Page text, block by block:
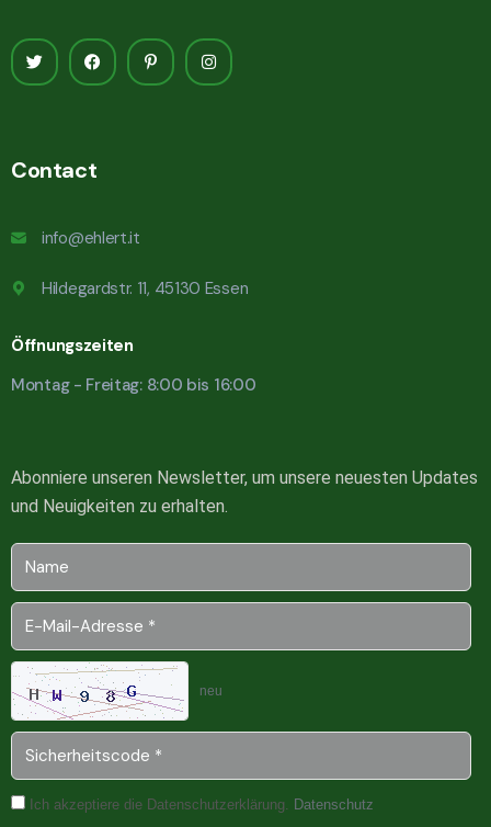
Contact
info@ehlert.it
Hildegardstr. 11, 45130 Essen
Öffnungszeiten
Montag - Freitag: 8:00 bis 16:00
Abonniere unseren Newsletter, um unsere neuesten Updates
und Neuigkeiten zu erhalten.
neu
Ich akzeptiere die Datenschutzerklärung. Datenschutz